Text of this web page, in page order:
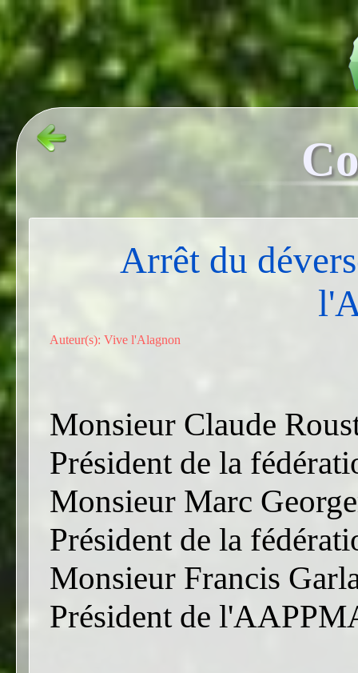
Arrêt du
Auteur(s): Vive l'Alagnon
Monsieur Claude
Président de la
Monsieur Marc
Président de la
Monsieur Francis
Président de